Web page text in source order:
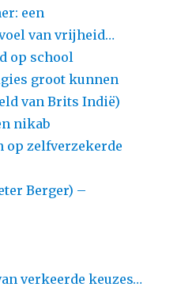
een
van vrijheid…
op school
groot kunnen
van Brits Indië)
nikab
op zelfverzekerde
Berger) –
verkeerde keuzes…